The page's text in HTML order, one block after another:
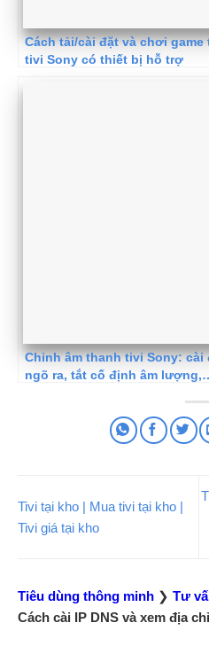
Cách tải/cài đặt và chơi game
tivi Sony có thiết bị hỗ trợ
Chỉnh âm thanh tivi Sony: cài
ngõ ra, tắt cố định âm
Tivi tại kho | Mua tivi tại kho |
Tivi giá tại kho
Tiêu dùng thông minh ❯ Tư
Cách cài IP DNS và xem địa